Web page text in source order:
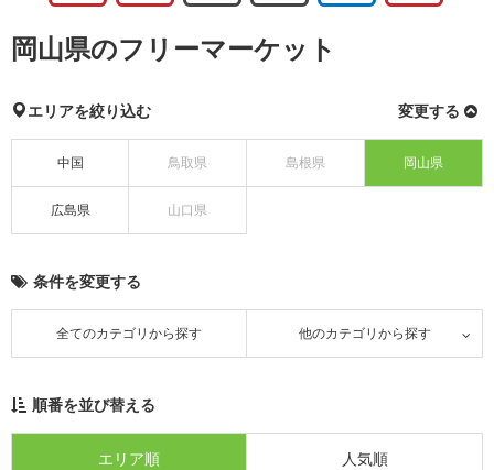
岡山県のフリーマーケット
エリアを絞り込む 変更する
中国 鳥取県 島根県 岡山県
広島県 山口県
条件を変更する
全てのカテゴリから探す 他のカテゴリから探す
順番を並び替える
エリア順 人気順